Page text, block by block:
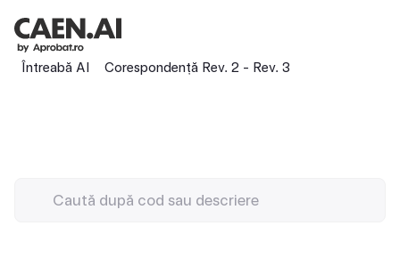
Întreabă AI Corespondență Rev. 2 - Rev. 3